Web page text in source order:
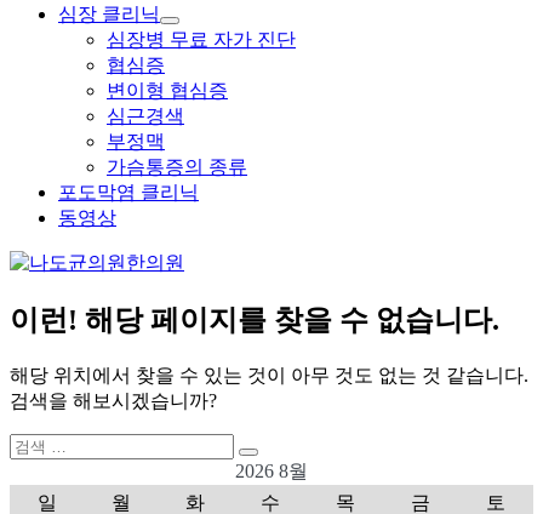
심장 클리닉
하
위
뉴
확
심장병 무료 자가 진단
협심증
변이형 협심증
심근경색
부정맥
가슴통증의 종류
포도막염 클리닉
동영상
이런! 해당 페이지를 찾을 수 없습니다.
해당 위치에서 찾을 수 있는 것이 아무 것도 없는 것 같습니다.
검색을 해보시겠습니까?
검
검
색
2026 8월
일
월 화 수 목 금
토